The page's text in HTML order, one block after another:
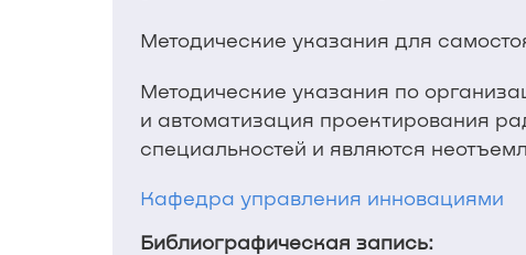
Методические указания для
Методические указания по
и автоматизация проектирования
специальностей и являются
Кафедра управления инновациями
Библиографическая запись: